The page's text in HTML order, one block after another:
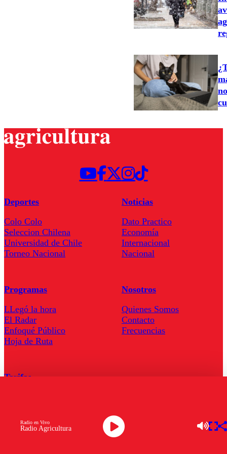
Radio Agricultura
Radio en Vivo
Deportes
Colo Colo
Seleccion Chilena
Universidad de Chile
Torneo Nacional
Noticias
Dato Practico
Economía
Internacional
Nacional
Programas
LLegó la hora
El Radar
Enfoqué Público
Hoja de Ruta
Nosotros
Quienes Somos
Contacto
Frecuencias
Tarifas